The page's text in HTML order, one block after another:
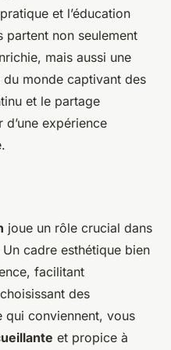
et l’éducation
non seulement
mais aussi une
monde captivant des
et le partage
expérience
joue un rôle crucial dans
Un cadre esthétique bien
facilitant
des
qui conviennent, vous
et propice à